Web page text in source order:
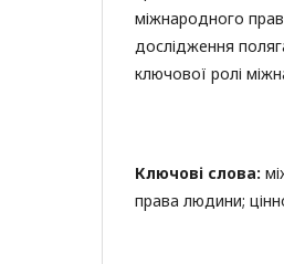
міжнародного
дослідження
ключової ролі
Ключові слова:
права людини;